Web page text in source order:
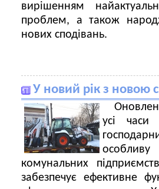
вирішенням
проблем, а також
нових сподівань.
У новий рік з новою
усі часи
комунальних
забезпечує ефективне